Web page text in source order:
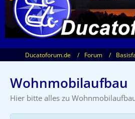
Ducatoforum.de Forum
Wohnmobilaufbau
Hier bitte alles zu